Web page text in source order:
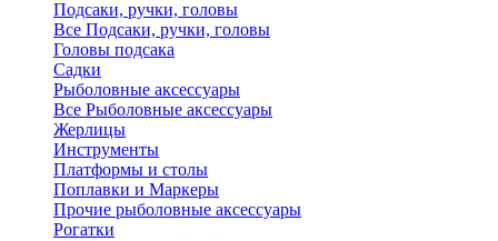
Подсаки, ручки, головы
Все Подсаки, ручки, головы
Головы подсака
Садки
Рыболовные аксессуары
Все Рыболовные аксессуары
Жерлицы
Инструменты
Платформы и столы
Поплавки и Маркеры
Прочие рыболовные аксессуары
Рогатки